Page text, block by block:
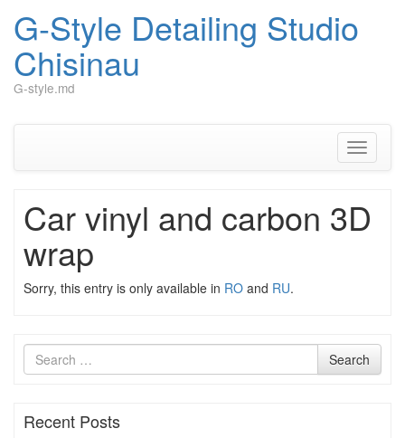
G-Style Detailing Studio
Chisinau
G-style.md
Toggle
Car vinyl and carbon 3D
wrap
Sorry, this entry is only available in RO and RU.
Search
for
Search
Recent Posts